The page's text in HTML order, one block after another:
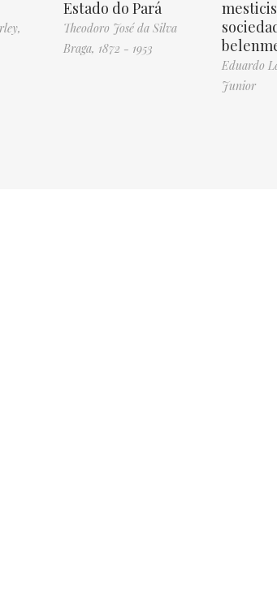
Estado do Pará
Theodoro José da Silva
Braga, 1872 - 1953
Eduardo
Junior